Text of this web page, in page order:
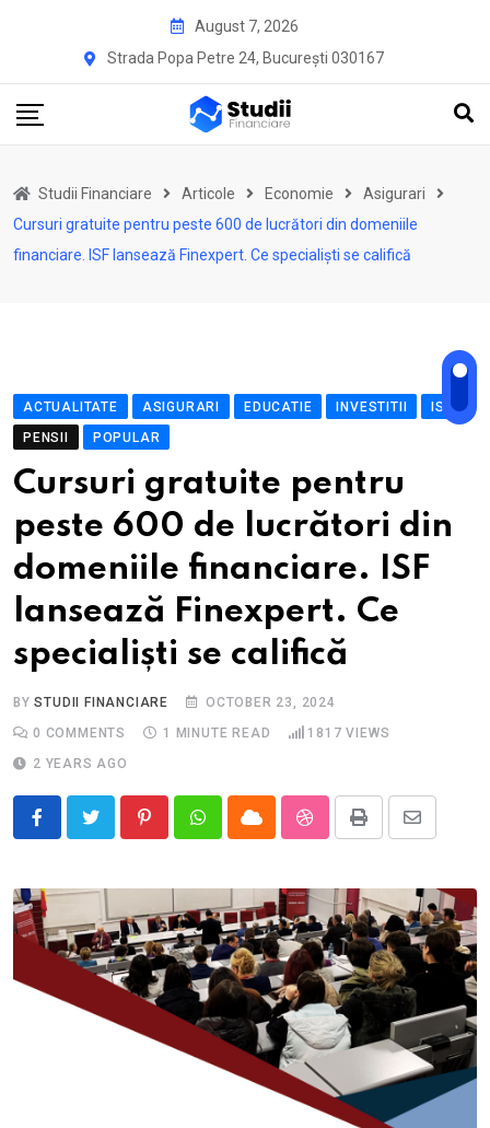
August 7, 2026
Strada Popa Petre 24, București 030167
Studii Financiare Articole Economie
Asigurari
Cursuri gratuite pentru peste 600 de lucrători din domeniile
financiare. ISF lansează Finexpert. Ce specialiști se califică
ACTUALITATE ASIGURARI EDUCATIE INVESTITII
ISF
PENSII
POPULAR
Cursuri gratuite pentru
peste 600 de lucrători din
domeniile financiare. ISF
lansează Finexpert. Ce
specialiști se califică
BYSTUDII FINANCIARE
OCTOBER 23, 2024
0 COMMENTS 1 MINUTE READ 1817 VIEWS
2 YEARS AGO
PinterestWhatsappCloud StumbleUpon
Print
Share
Email